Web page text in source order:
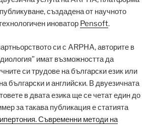
създадена от научното
иноватор Pensoft.
си с ARPHA, авторите в
имат възможността да
си трудове на български език или
български и английски. В двуезичната
в двата езика ще се четат един до
за такава публикация е статията
Съвременни методи на